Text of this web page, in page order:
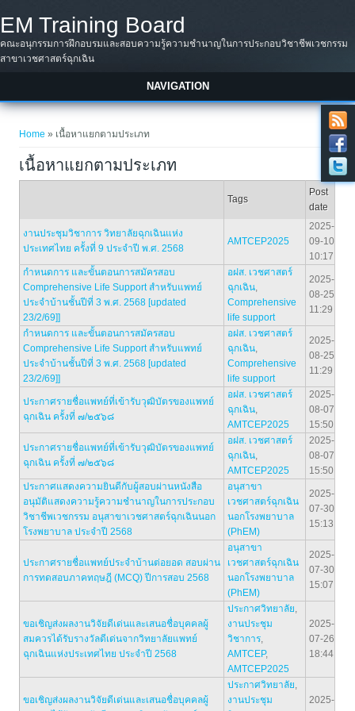
EM Training Board
คณะอนุกรรมการฝึกอบรมและสอบความรู้ความชำนาญในการประกอบวิชาชีพเวชกรรม
สาขาเวชศาสตร์ฉุกเฉิน
NAVIGATION
You are here
Home » เนื้อหาแยกตามประเภท
เนื้อหาแยกตามประเภท
Tags
Post
date
งานประชุมวิชาการ วิทยาลัยฉุกเฉินแห่ง
ประเทศไทย ครั้งที่ 9 ประจำปี พ.ศ. 2568
AMTCEP2025
2025-
09-10
10:17
กำหนดการ และขั้นตอนการสมัครสอบ
Comprehensive Life Support สำหรับแพทย์
ประจำบ้านชั้นปีที่ 3 พ.ศ. 2568 [updated
23/2/69]]
อฝส. เวชศาสตร์
ฉุกเฉิน,
Comprehensive
life support
2025-
08-25
11:29
กำหนดการ และขั้นตอนการสมัครสอบ
Comprehensive Life Support สำหรับแพทย์
ประจำบ้านชั้นปีที่ 3 พ.ศ. 2568 [updated
23/2/69]]
อฝส. เวชศาสตร์
ฉุกเฉิน,
Comprehensive
life support
2025-
08-25
11:29
ประกาศรายชื่อแพทย์ที่เข้ารับวุฒิบัตรของแพทย์
ฉุกเฉิน ครั้งที่ ๗/๒๕๖๘
อฝส. เวชศาสตร์
ฉุกเฉิน,
AMTCEP2025
2025-
08-07
15:50
ประกาศรายชื่อแพทย์ที่เข้ารับวุฒิบัตรของแพทย์
ฉุกเฉิน ครั้งที่ ๗/๒๕๖๘
อฝส. เวชศาสตร์
ฉุกเฉิน,
AMTCEP2025
2025-
08-07
15:50
ประกาศแสดงความยินดีกับผู้สอบผ่านหนังสือ
อนุมัติแสดงความรู้ความชำนาญในการประกอบ
วิชาชีพเวชกรรม อนุสาขาเวชศาสตร์ฉุกเฉินนอก
โรงพยาบาล ประจำปี 2568
อนุสาขา
เวชศาสตร์ฉุกเฉิน
นอกโรงพยาบาล
(PhEM)
2025-
07-30
15:13
ประกาศรายชื่อแพทย์ประจำบ้านต่อยอด สอบผ่าน
การทดสอบภาคทฤษฎี (MCQ) ปีการสอบ 2568
อนุสาขา
เวชศาสตร์ฉุกเฉิน
นอกโรงพยาบาล
(PhEM)
2025-
07-30
15:07
ขอเชิญส่งผลงานวิจัยดีเด่นและเสนอชื่อบุคคลผู้
สมควรได้รับรางวัลดีเด่นจากวิทยาลัยแพทย์
ฉุกเฉินแห่งประเทศไทย ประจำปี 2568
ประกาศวิทยาลัย,
งานประชุม
วิชาการ,
AMTCEP,
AMTCEP2025
2025-
07-26
18:44
ขอเชิญส่งผลงานวิจัยดีเด่นและเสนอชื่อบุคคลผู้
ประกาศวิทยาลัย,
งานประชุม
2025-